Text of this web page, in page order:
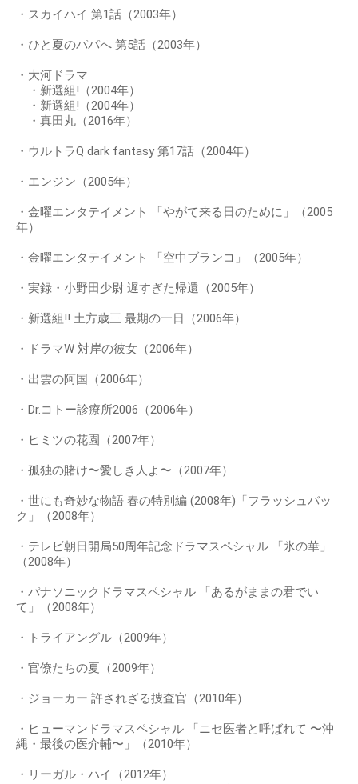
・スカイハイ 第1話（2003年）
・ひと夏のパパへ 第5話（2003年）
・大河ドラマ
・新選組!（2004年）
・新選組!（2004年）
・真田丸（2016年）
・ウルトラQ dark fantasy 第17話（2004年）
・エンジン（2005年）
・金曜エンタテイメント 「やがて来る日のために」（2005
年）
・金曜エンタテイメント 「空中ブランコ」（2005年）
・実録・小野田少尉 遅すぎた帰還（2005年）
・新選組!! 土方歳三 最期の一日（2006年）
・ドラマW 対岸の彼女（2006年）
・出雲の阿国（2006年）
・Dr.コトー診療所2006（2006年）
・ヒミツの花園（2007年）
・孤独の賭け〜愛しき人よ〜（2007年）
・世にも奇妙な物語 春の特別編 (2008年)「フラッシュバッ
ク」（2008年）
・テレビ朝日開局50周年記念ドラマスペシャル 「氷の華」
（2008年）
・パナソニックドラマスペシャル 「あるがままの君でい
て」（2008年）
・トライアングル（2009年）
・官僚たちの夏（2009年）
・ジョーカー 許されざる捜査官（2010年）
・ヒューマンドラマスペシャル 「ニセ医者と呼ばれて 〜沖
縄・最後の医介輔〜」（2010年）
・リーガル・ハイ（2012年）